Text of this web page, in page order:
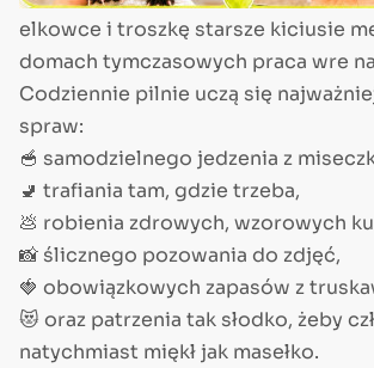
elkowce i troszkę starsze kiciusie
domach tymczasowych praca wre na
Codziennie pilnie uczą się
spraw:
🥣 samodzielnego jedzenia z
🚽 trafiania tam, gdzie trzeba,
💩 robienia zdrowych, wzorowych
📸 ślicznego pozowania do zdjęć,
🍓 obowiązkowych zapasów z
😻 oraz patrzenia tak słodko, żeby
natychmiast miękł jak masełko.